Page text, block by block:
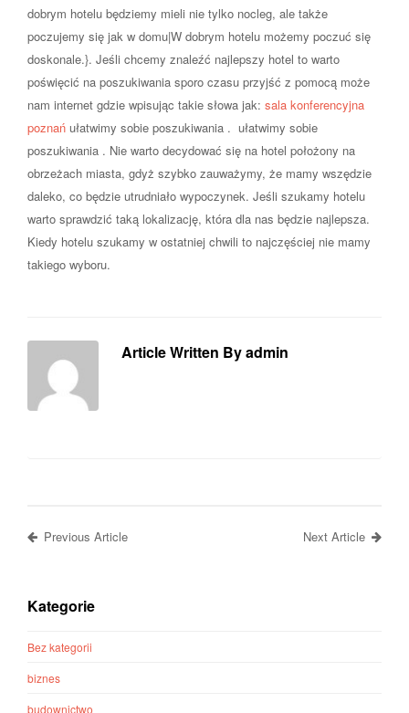
dobrym hotelu będziemy mieli nie tylko nocleg, ale także
poczujemy się jak w domu|W dobrym hotelu możemy poczuć się
doskonale.}. Jeśli chcemy znaleźć najlepszy hotel to warto
poświęcić na poszukiwania sporo czasu przyjść z pomocą może
nam internet gdzie wpisując takie słowa jak: sala konferencyjna
poznań ułatwimy sobie poszukiwania . ułatwimy sobie
poszukiwania . Nie warto decydować się na hotel położony na
obrzeżach miasta, gdyż szybko zauważymy, że mamy wszędzie
daleko, co będzie utrudniało wypoczynek. Jeśli szukamy hotelu
warto sprawdzić taką lokalizację, która dla nas będzie najlepsza.
Kiedy hotelu szukamy w ostatniej chwili to najczęściej nie mamy
takiego wyboru.
Article Written By admin
Previous Article Next Article
Kategorie
Bez kategorii
biznes
budownictwo